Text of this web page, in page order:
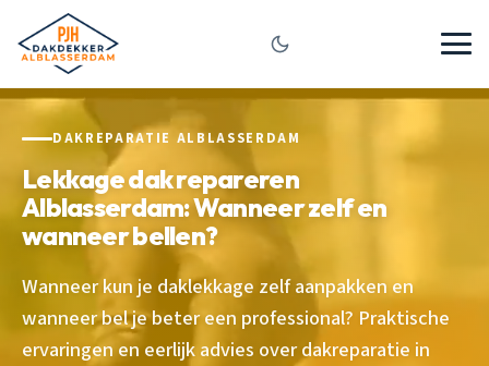
DAKREPARATIE ALBLASSERDAM
Lekkage dak repareren
Alblasserdam: Wanneer zelf en
wanneer bellen?
Wanneer kun je daklekkage zelf aanpakken en
wanneer bel je beter een professional? Praktische
ervaringen en eerlijk advies over dakreparatie in